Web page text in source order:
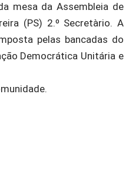
mesa da Assembleia de
(PS) 2.º Secretàrio. A
pelas bancadas do
Democrática Unitária e